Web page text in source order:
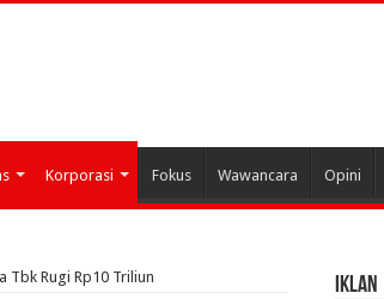
Korporasi Fokus Wawancara Opini
Tbk Rugi Rp10 Triliun IKLAN